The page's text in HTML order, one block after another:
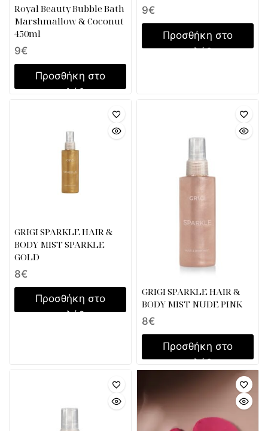
Royal Beauty Bubble Bath
Marshmallow & Coconut
450ml
9€
Προσθήκη στο
καλάθι
9€
Προσθήκη στο
καλάθι
GRIGI SPARKLE HAIR &
BODY MIST SPARKLE
GOLD
8€
Προσθήκη στο
καλάθι
GRIGI SPARKLE HAIR &
BODY MIST NUDE PINK
8€
Προσθήκη στο
καλάθι